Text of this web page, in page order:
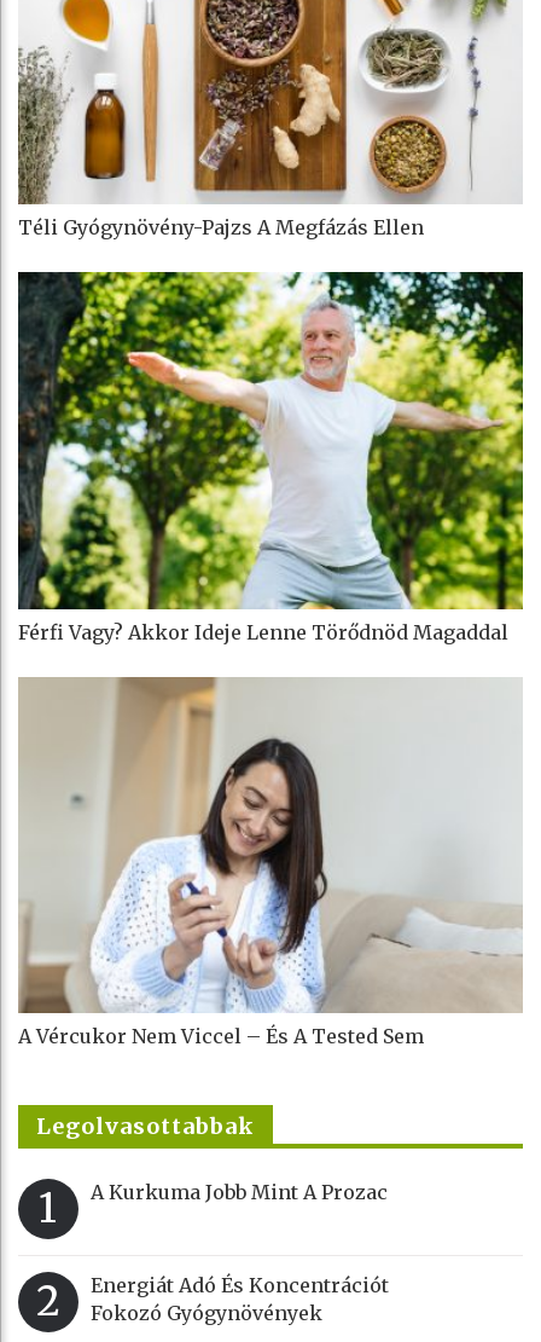
Téli Gyógynövény-Pajzs A Megfázás Ellen
Férfi Vagy? Akkor Ideje Lenne Törődnöd Magaddal
A Vércukor Nem Viccel – És A Tested Sem
Legolvasottabbak
1 A Kurkuma Jobb Mint A Prozac
2
Energiát Adó És Koncentrációt
Fokozó Gyógynövények